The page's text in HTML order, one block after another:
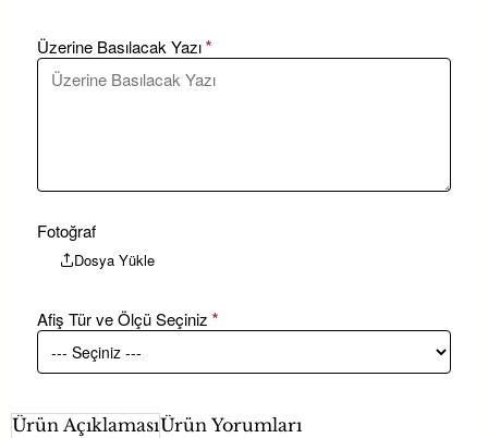
Üzerine Basılacak Yazı
Fotoğraf
Dosya Yükle
Afiş Tür ve Ölçü Seçiniz
Ürün AçıklamasıÜrün Yorumları